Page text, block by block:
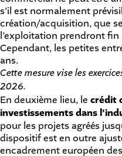
s’il est normalement
création/acquisition, que
l’exploitation prendront
Cependant, les petites
ans.
Cette mesure vise les
2026.
En deuxième lieu, le crédit
investissements dans
pour les projets agréés
dispositif est en outre
encadrement européen